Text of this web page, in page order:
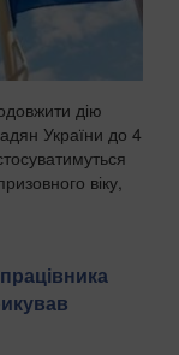
дію
України до 4
віку,